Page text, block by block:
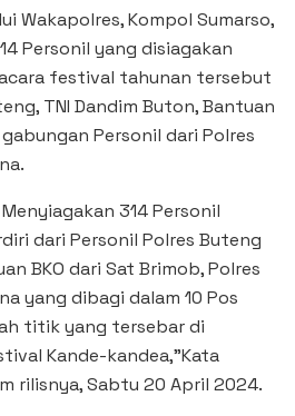
Wakapolres, Kompol Sumarso,
Personil yang disiagakan
festival tahunan tersebut
TNI Dandim Buton, Bantuan
Personil dari Polres
314 Personil
dari Personil Polres Buteng
BKO dari Sat Brimob, Polres
yang dibagi dalam 10 Pos
titik yang tersebar di
Kande-kandea,”Kata
rilisnya, Sabtu 20 April 2024.